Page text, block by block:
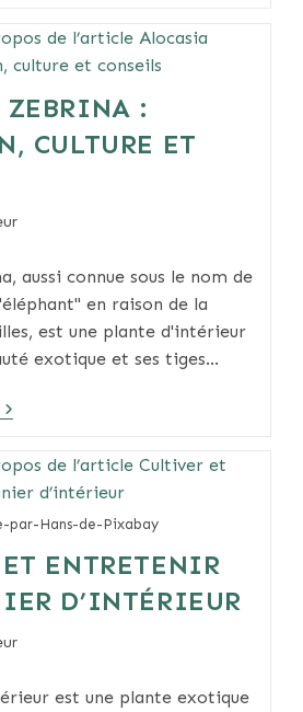
Cactus
:
CULTURE ET
aussi connue sous le nom de
en raison de la
est une plante d'intérieur
exotique et ses tiges…
Culture
par-Hans-de-Pixabay
ENTRETENIR
D’INTÉRIEUR
est une plante exotique